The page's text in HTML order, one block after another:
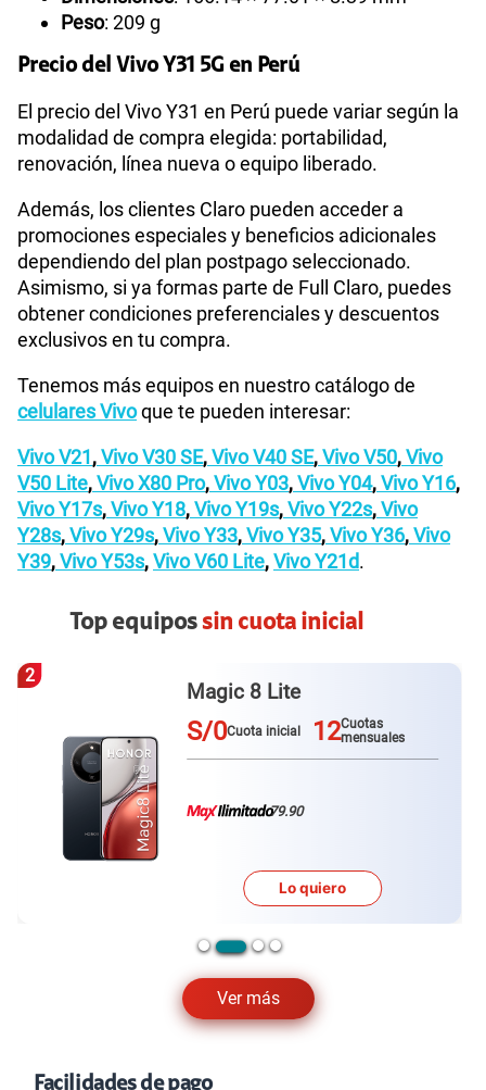
Peso: 209 g
Precio del Vivo Y31 5G en Perú
El precio del Vivo Y31 en Perú puede variar según la
modalidad de compra elegida: portabilidad,
renovación, línea nueva o equipo liberado.
Además, los clientes Claro pueden acceder a
promociones especiales y beneficios adicionales
dependiendo del plan postpago seleccionado.
Asimismo, si ya formas parte de Full Claro, puedes
obtener condiciones preferenciales y descuentos
exclusivos en tu compra.
Tenemos más equipos en nuestro catálogo de
celulares Vivoque te pueden interesar:
Vivo V21,Vivo V30 SE,Vivo V40 SE,Vivo V50,Vivo
V50 Lite,Vivo X80 Pro,Vivo Y03,Vivo Y04,Vivo Y16,
Vivo Y17s,Vivo Y18,Vivo Y19s,Vivo Y22s,Vivo
Y28s,Vivo Y29s,Vivo Y33,Vivo Y35,Vivo Y36,Vivo
Y39,Vivo Y53s,Vivo V60 Lite,Vivo Y21d.
Top equipossin cuota inicial
Ver más
2
Magic 8 Lite
S/0Cuota inicial 12Cuotas
mensuales
79.90
Lo quiero
Facilidades de pago